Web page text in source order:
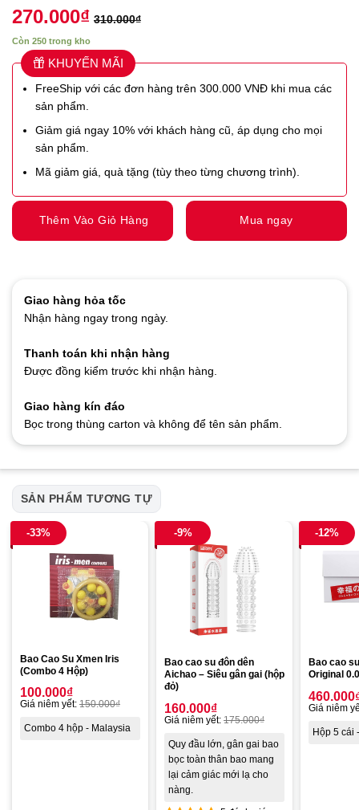
dựa trên
270.000₫ 310.000₫
Còn 250 trong kho
KHUYẾN MÃI
FreeShip với các đơn hàng trên 300.000 VNĐ khi mua các
sản phẩm.
Giảm giá ngay 10% với khách hàng cũ, áp dụng cho mọi
sản phẩm.
Mã giảm giá, quà tặng (tùy theo từng chương trình).
Thêm Vào Giỏ Hàng Mua ngay
Giao hàng hỏa tốc
Nhận hàng ngay trong ngày.
Thanh toán khi nhận hàng
Được đồng kiểm trước khi nhận hàng.
Giao hàng kín đáo
Bọc trong thùng carton và không để tên sản phẩm.
SẢN PHẨM TƯƠNG TỰ
-33%
Bao Cao Su Xmen Iris
(Combo 4 Hộp)
100.000₫
Giá niêm yết: 150.000₫
Combo 4 hộp - Malaysia
-9%
Bao cao su đôn dên
Aichao – Siêu gân gai (hộp
đỏ)
160.000₫
Giá niêm yết: 175.000₫
Quy đầu lớn, gân gai bao
bọc toàn thân bao mang
lại cảm giác mới lạ cho
nàng.
-12%
Bao cao
Original
460.000
Giá niêm
Hộp 5 cái